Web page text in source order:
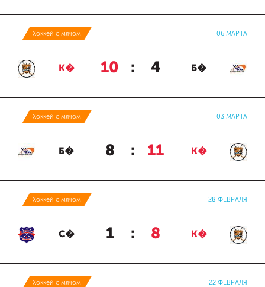
Хоккей с мячом 06 МАРТА
К� 10 : 4 Б�
Хоккей с мячом 03 МАРТА
Б� 8 : 11 К�
Хоккей с мячом 28 ФЕВРАЛЯ
С� 1 : 8 К�
Хоккей с мячом 22 ФЕВРАЛЯ